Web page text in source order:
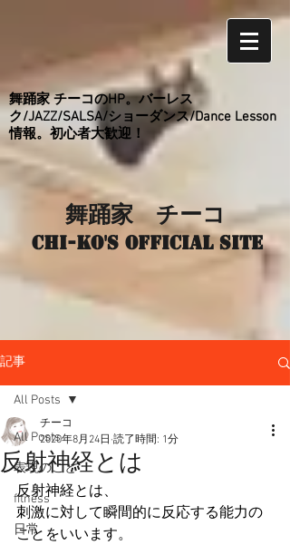
舞踊家 チーコのHP。バーレス
ク/JAZZ/SALSA/ショーダンス/Dance Lesson
情報。初心者大歓迎！
舞踊家 チーコ
Chi-ko's Official site
記事
All Posts
表現のこと
fitness
日常
All Posts
反射神経とは
チーコ
2020年8月24日 読了時間: 1分
反射神経とは、
刺激に対して瞬間的に反応する能力の
ことをいいます。